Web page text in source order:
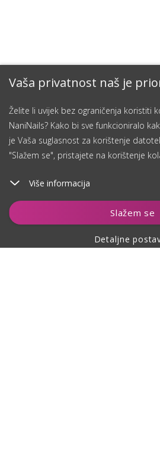
Vaša privatnost naš je
Želite li uvijek bez ograničenja koristiti
NaniNails? Kako bi sve funkcioniralo
je Vaša suglasnost za korištenje
"Slažem se", pristajete na korištenje
Više informacija
Slažem se
Detaljne
Dodaj u košaricu